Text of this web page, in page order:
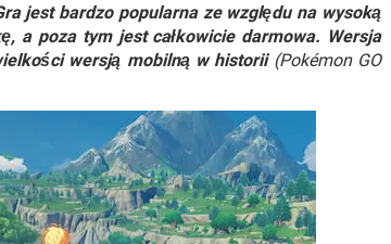
jest bardzo popularna ze względu na wysoką
a poza tym jest całkowicie darmowa. Wersja
wersją mobilną w historii(Pokémon GO